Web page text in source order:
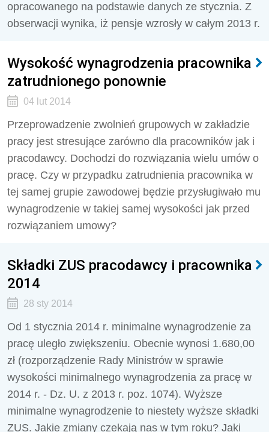
opracowanego na podstawie danych ze stycznia. Z
obserwacji wynika, iż pensje wzrosły w całym 2013 r.
Wysokość wynagrodzenia pracownika
zatrudnionego ponownie
04 lut 2014
Przeprowadzenie zwolnień grupowych w zakładzie
pracy jest stresujące zarówno dla pracowników jak i
pracodawcy. Dochodzi do rozwiązania wielu umów o
pracę. Czy w przypadku zatrudnienia pracownika w
tej samej grupie zawodowej będzie przysługiwało mu
wynagrodzenie w takiej samej wysokości jak przed
rozwiązaniem umowy?
Składki ZUS pracodawcy i pracownika
2014
28 sty 2014
Od 1 stycznia 2014 r. minimalne wynagrodzenie za
pracę uległo zwiększeniu. Obecnie wynosi 1.680,00
zł (rozporządzenie Rady Ministrów w sprawie
wysokości minimalnego wynagrodzenia za pracę w
2014 r. - Dz. U. z 2013 r. poz. 1074). Wyższe
minimalne wynagrodzenie to niestety wyższe składki
ZUS. Jakie zmiany czekają nas w tym roku? Jaki